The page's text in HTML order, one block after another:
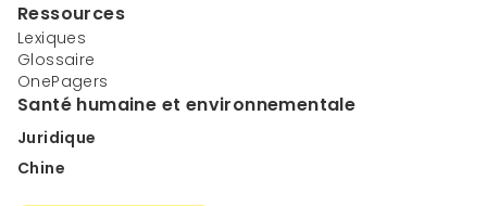
Ressources
Lexiques
Glossaire
OnePagers
Santé humaine et environnementale
Juridique
Chine